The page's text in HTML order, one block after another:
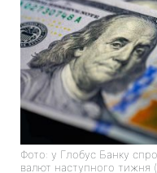
Фото: у Глобус Банку
валют наступного тижня